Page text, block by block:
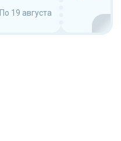
По 19 августа